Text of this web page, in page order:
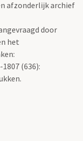
afzonderlijk archief
door
het
(636):